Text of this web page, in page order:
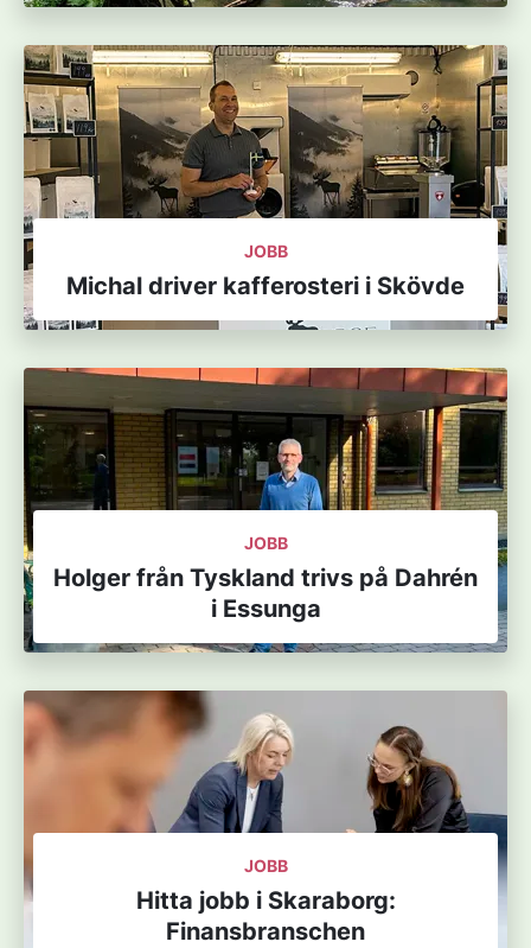
JOBB
Michal driver kafferosteri i Skövde
JOBB
Holger från Tyskland trivs på Dahrén
i Essunga
JOBB
Hitta jobb i Skaraborg:
Finansbranschen